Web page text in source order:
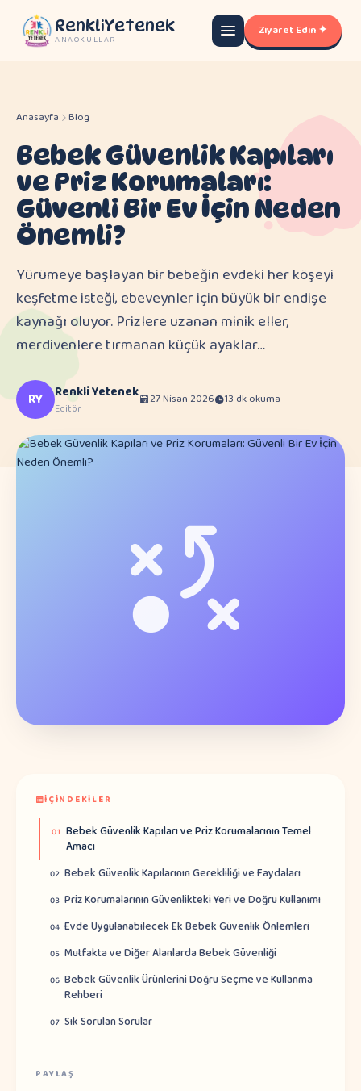
RenkliYetenek
ANAOKULLARI
Ziyaret Edin ✦
Anasayfa Blog
Bebek Güvenlik Kapıları
ve Priz Korumaları:
Güvenli Bir Ev İçin Neden
Önemli?
Yürümeye başlayan bir bebeğin evdeki her köşeyi
keşfetme isteği, ebeveynler için büyük bir endişe
kaynağı oluyor. Prizlere uzanan minik eller,
merdivenlere tırmanan küçük ayaklar…
RY Renkli Yetenek
Editör
27 Nisan 2026 13 dk okuma
İÇINDEKILER
01 Bebek Güvenlik Kapıları ve Priz Korumalarının Temel
Amacı
02 Bebek Güvenlik Kapılarının Gerekliliği ve Faydaları
03 Priz Korumalarının Güvenlikteki Yeri ve Doğru Kullanımı
04 Evde Uygulanabilecek Ek Bebek Güvenlik Önlemleri
05 Mutfakta ve Diğer Alanlarda Bebek Güvenliği
06 Bebek Güvenlik Ürünlerini Doğru Seçme ve Kullanma
Rehberi
07 Sık Sorulan Sorular
PAYLAŞ